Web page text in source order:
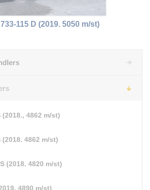
733-115 D (2019. 5050 m/st)
(2018., 4862 m/st)
(2018. 4862 m/st)
(2018. 4820 m/st)
4890 m/st)